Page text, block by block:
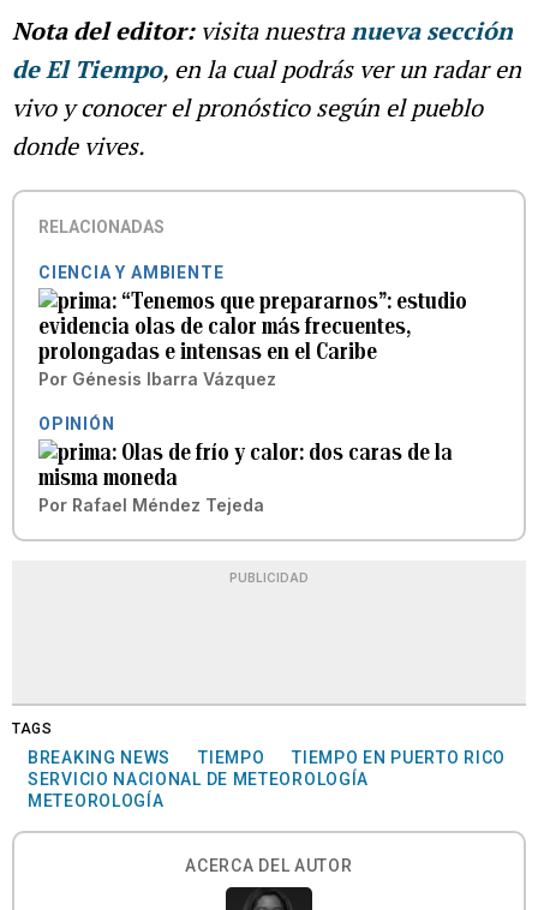
Nota del editor: visita nuestranueva sección
de El Tiempo, en la cual podrás ver un radar en
vivo y conocer el pronóstico según el pueblo
donde vives.
RELACIONADAS
CIENCIA Y AMBIENTE
“Tenemos que prepararnos”: estudio
evidencia olas de calor más frecuentes,
prolongadas e intensas en el Caribe
Por Génesis Ibarra Vázquez
OPINIÓN
Olas de frío y calor: dos caras de la
misma moneda
Por Rafael Méndez Tejeda
PUBLICIDAD
TAGS
BREAKING NEWS TIEMPO
TIEMPO EN PUERTO RICO
SERVICIO NACIONAL DE METEOROLOGÍA
METEOROLOGÍA
ACERCA DEL AUTOR